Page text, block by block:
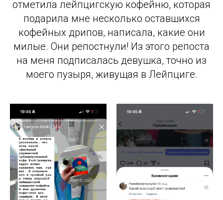
отметила лейпцигскую кофейню, которая
подарила мне несколько оставшихся
кофейных дрипов, написала, какие они
милые. Они репостнули! Из этого репоста
на меня подписалась девушка, точно из
моего пузыря, живущая в Лейпциге.